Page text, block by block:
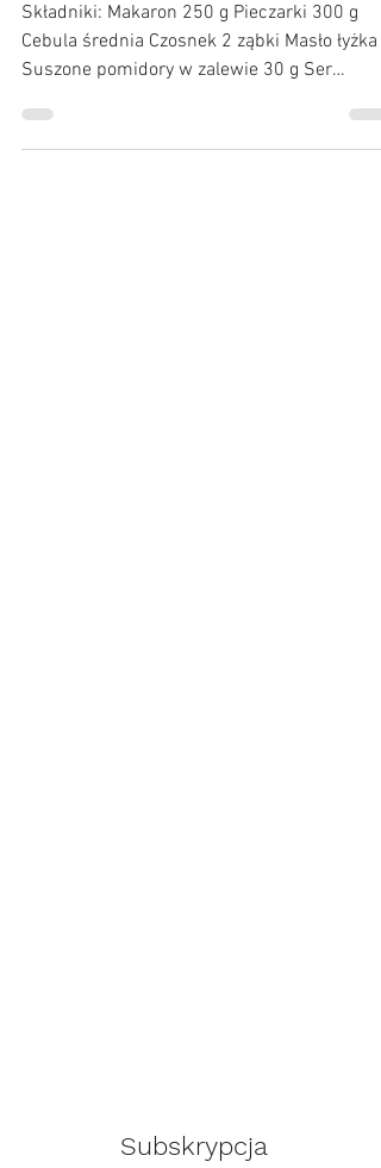
mozzarellą
Składniki: Makaron 250 g Pieczarki 300 g
Suszone pomidory w zalewie 30 g Ser
mozzarella tarta...